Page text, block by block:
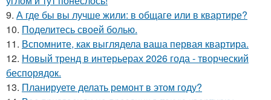
9. А где бы вы лучше жили: в общаге или в квартире?
10. Поделитесь своей болью.
11. Вспомните, как выглядела ваша первая квартира.
12. Новый тренд в интерьерах 2026 года - творческий
беспорядок.
13. Планируете делать ремонт в этом году?